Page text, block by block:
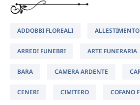
ADDOBBI FLOREALI ALLESTIMENTO
ARREDI FUNEBRI ARTE FUNERARIA
BARA CAMERA ARDENTE
CENERI CIMITERO COFANO